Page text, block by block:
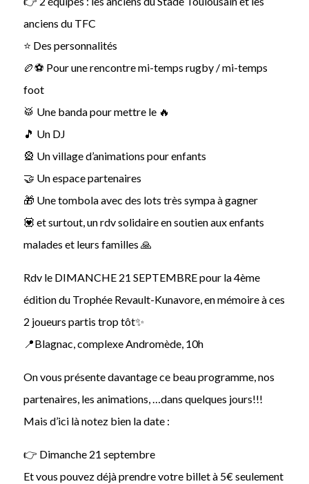
anciens du TFC
⭐️ Des personnalités
🏉⚽️ Pour une rencontre mi-temps rugby / mi-temps
foot
🥁 Une banda pour mettre le 🔥
🎵 Un DJ
🎡 Un village d’animations pour enfants
🤝 Un espace partenaires
🎁 Une tombola avec des lots très sympa à gagner
💟 et surtout, un rdv solidaire en soutien aux enfants
malades et leurs familles 🙏
Rdv le DIMANCHE 21 SEPTEMBRE pour la 4ème
édition du Trophée Revault-Kunavore, en mémoire à ces
2 joueurs partis trop tôt✨
📍Blagnac, complexe Andromède, 10h
On vous présente davantage ce beau programme, nos
partenaires, les animations, …dans quelques jours!!!
Mais d’ici là notez bien la date :
👉 Dimanche 21 septembre
Et vous pouvez déjà prendre votre billet à 5€ seulement